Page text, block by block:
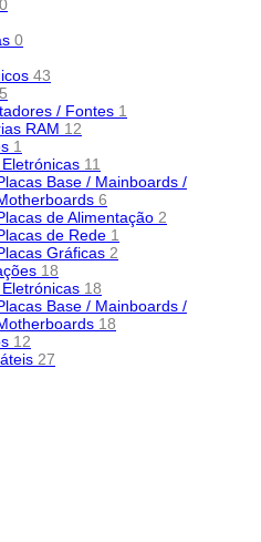
0
0
43
/ Fontes 1
RAM 12
1
11
Base / Mainboards /
6
de Alimentação 2
de Rede 1
Gráficas 2
18
18
Base / Mainboards /
18
12
27